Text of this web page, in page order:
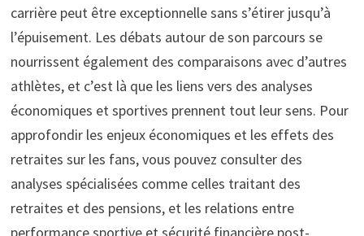
carrière peut être exceptionnelle sans s’étirer jusqu’à
l’épuisement. Les débats autour de son parcours se
nourrissent également des comparaisons avec d’autres
athlètes, et c’est là que les liens vers des analyses
économiques et sportives prennent tout leur sens. Pour
approfondir les enjeux économiques et les effets des
retraites sur les fans, vous pouvez consulter des
analyses spécialisées comme celles traitant des
retraites et des pensions, et les relations entre